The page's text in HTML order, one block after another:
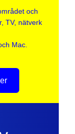
och
TV, nätverk
Mac.